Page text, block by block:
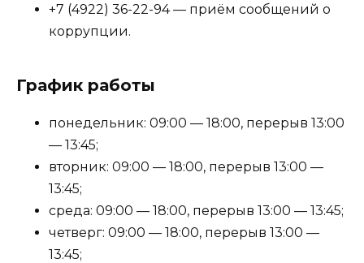
+7 (4922) 36-22-94 — приём сообщений о
коррупции.
График работы
понедельник: 09:00 — 18:00, перерыв 13:00
— 13:45;
вторник: 09:00 — 18:00, перерыв 13:00 —
13:45;
среда: 09:00 — 18:00, перерыв 13:00 — 13:45;
четверг: 09:00 — 18:00, перерыв 13:00 —
13:45;